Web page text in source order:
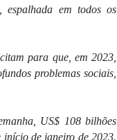
em todos os
para que, em 2023,
problemas sociais,
US$ 108 bilhões
início de janeiro de 2023.